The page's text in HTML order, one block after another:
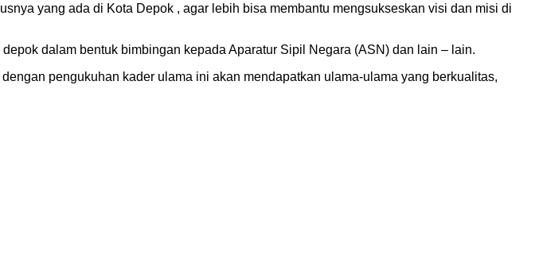
yang ada di Kota Depok , agar lebih bisa membantu mengsukseskan visi dan misi di
dalam bentuk bimbingan kepada Aparatur Sipil Negara (ASN) dan lain – lain.
pengukuhan kader ulama ini akan mendapatkan ulama-ulama yang berkualitas,